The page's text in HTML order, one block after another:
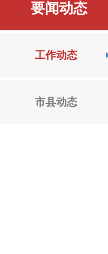
要闻动态
工作动态
市县动态